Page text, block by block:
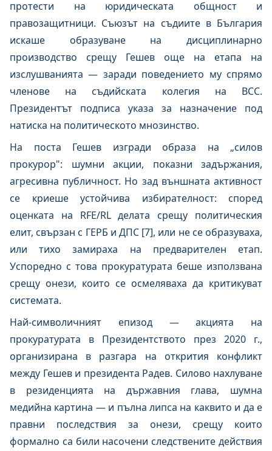
протести на юридическата общност и
правозащитници. Съюзът на съдиите в България
искаше образуване на дисциплинарно
производство срещу Гешев още на етапа на
изслушванията — заради поведението му спрямо
членове на съдийската колегия на ВСС.
Президентът подписа указа за назначение под
натиска на политическото мнозинство.
На поста Гешев изгради образа на „силов
прокурор": шумни акции, показни задържания,
агресивна публичност. Но зад външната активност
се криеше устойчива избирателност: според
оценката на RFE/RL делата срещу политическия
елит, свързан с ГЕРБ и ДПС [7], или не се образуваха,
или тихо замираха на предварителен етап.
Успоредно с това прокуратурата беше използвана
срещу онези, които се осмеляваха да критикуват
системата.
Най-символичният епизод — акцията на
прокуратурата в Президентството през 2020 г.,
организирана в разгара на открития конфликт
между Гешев и президента Радев. Силово нахлуване
в резиденцията на държавния глава, шумна
медийна картина — и пълна липса на каквито и да е
правни последствия за онези, срещу които
формално са били насочени следствените действия